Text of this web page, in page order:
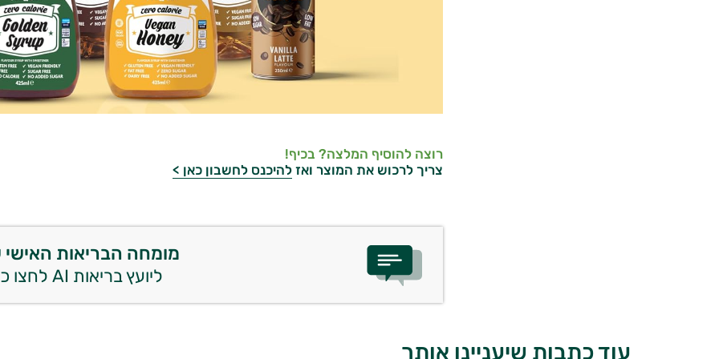
רוצה להוסיף המלצה? בכיף!
צריך לרכוש את המוצר ואז להיכנס לחשבון כאן >
מומחה הבריאות
ליועץ בריאות AI לחצו כאן
עוד כתבות שיעניינו אותך